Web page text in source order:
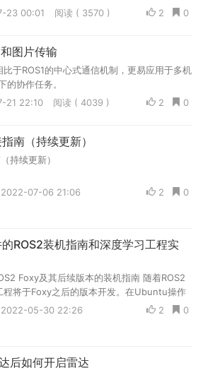
0
2
23 00:01 阅读 ( 3570 )
图片传输
于ROS1的中心式通信机制，更易应用于多机
的协作任务。
0
2
21 22:10 阅读 ( 4039 )
南（持续更新）
持续更新）
0
2
2022-07-06 21:06
ROS2装机指南和深度学习工程实
Foxy及其后续版本的装机指南 随着ROS2
程将于Foxy之后的版本开发。在Ubuntu操作
的版本都依赖于Ubuntu20.04，但是Jetso...
0
2
2022-05-30 22:26
后如何开启雷达